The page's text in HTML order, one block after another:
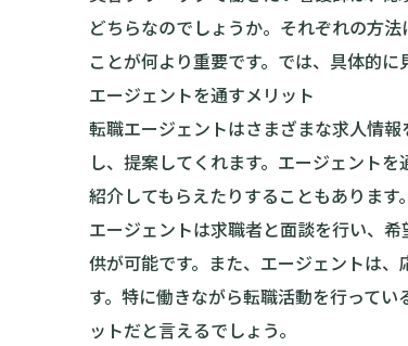
どちらなのでしょうか。それぞれの方
ことが何より重要です。では、具体的に
エージェントを通すメリット
転職エージェントはさまざまな求人情
し、提案してくれます。エージェント
紹介してもらえたりすることもあります。
エージェントは求職者と面談を行い、
供が可能です。また、エージェントは
す。特に働きながら転職活動を行って
ットだと言えるでしょう。